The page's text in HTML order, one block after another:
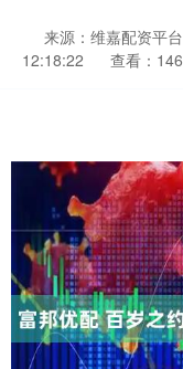
来源：维嘉配资平台
12:18:22
查看：146